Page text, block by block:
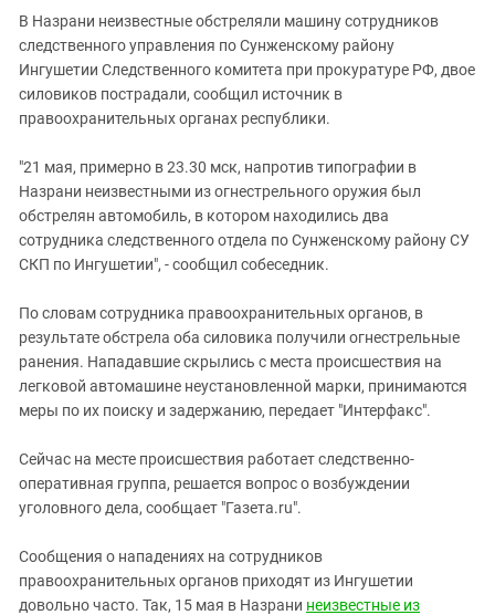
В Назрани неизвестные обстреляли машину сотрудников
следственного управления по Сунженскому району
Ингушетии Следственного комитета при прокуратуре РФ, двое
силовиков пострадали, сообщил источник в
правоохранительных органах республики.
"21 мая, примерно в 23.30 мск, напротив типографии в
Назрани неизвестными из огнестрельного оружия был
обстрелян автомобиль, в котором находились два
сотрудника следственного отдела по Сунженскому району СУ
СКП по Ингушетии", - сообщил собеседник.
По словам сотрудника правоохранительных органов, в
результате обстрела оба силовика получили огнестрельные
ранения. Нападавшие скрылись с места происшествия на
легковой автомашине неустановленной марки, принимаются
меры по их поиску и задержанию, передает "Интерфакс".
Сейчас на месте происшествия работает следственно-
оперативная группа, решается вопрос о возбуждении
уголовного дела, сообщает "Газета.ru".
Сообщения о нападениях на сотрудников
правоохранительных органов приходят из Ингушетии
довольно часто. Так, 15 мая в Назрани неизвестные из